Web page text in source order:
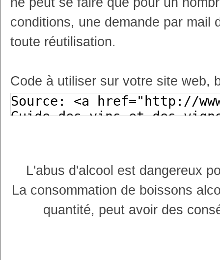
conditions, une demande par mail
toute réutilisation.
Code à utiliser sur votre site web,
L'abus d'alcool est dangereux
La consommation de boissons
quantité, peut avoir des